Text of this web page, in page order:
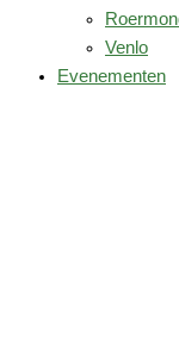
Venlo
Evenementen